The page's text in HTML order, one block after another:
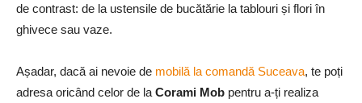
de contrast: de la ustensile de bucătărie la tablouri și flori în
ghivece sau vaze.
Așadar, dacă ai nevoie de mobilă la comandă Suceava, te poți
adresa oricând celor de la Corami Mob pentru a-ți realiza